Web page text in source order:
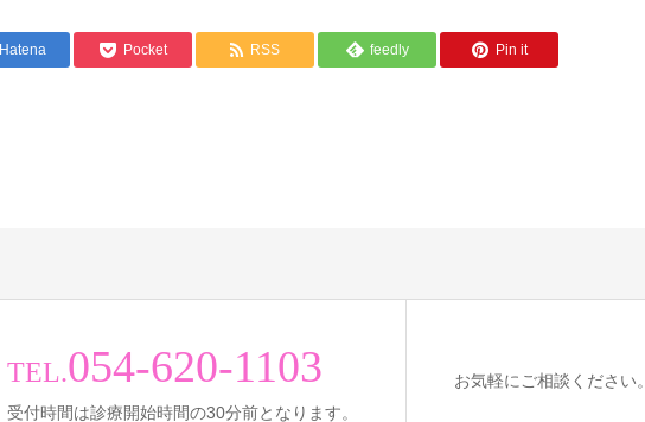
Hatena Pocket RSS feedly Pin it
TEL.054-620-1103
受付時間は診療開始時間の30分前となります。
お気軽にご相談ください。